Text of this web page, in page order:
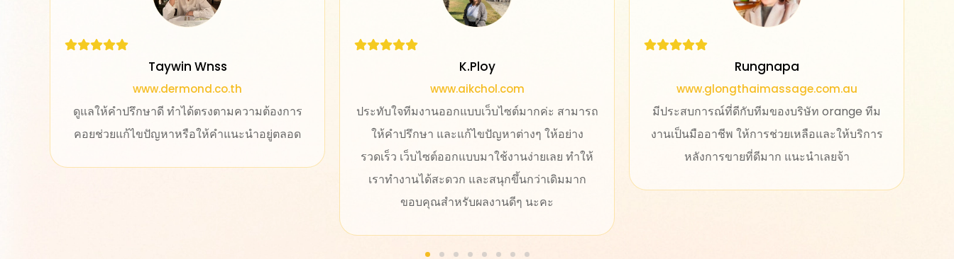
K.Ploy
www.aikchol.com
ประทับใจทีมงานออกแบบเว็บไซต์มากค่ะ สามารถ
ให้คำปรึกษา และแก้ไขปัญหาต่างๆ ให้อย่าง
รวดเร็ว เว็บไซต์ออกแบบมาใช้งานง่ายเลย ทำให้
Rungnapa
www.glongthaimassage.com.au
มีประสบการณ์ที่ดีกับทีมของบริษัท orange ทีม
งานเป็นมืออาชีพ ให้การช่วยเหลือและให้บริการ
หลังการขายที่ดีมาก แนะนำเลยจ้า
Namo
www.sdp.co.th
ทำงานออกมาได้ดีมาก สอนใช้งานระบบหลังบ้าน
เข้าใจง่าย สามารถแก้ไขปรับแต่งได้เองอีกด้วย​
ชอบมากครับ